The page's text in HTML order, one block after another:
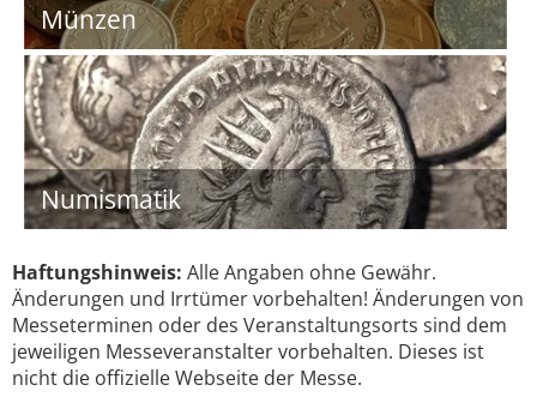
Münzen
Numismatik
Haftungshinweis: Alle Angaben ohne Gewähr.
Änderungen und Irrtümer vorbehalten! Änderungen von
Messeterminen oder des Veranstaltungsorts sind dem
jeweiligen Messeveranstalter vorbehalten. Dieses ist
nicht die offizielle Webseite der Messe.